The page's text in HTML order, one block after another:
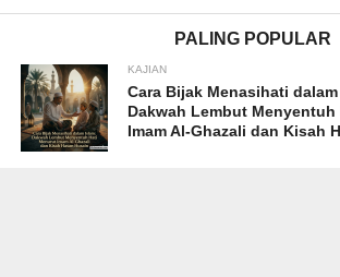
PALING POPULAR
KAJIAN
Cara Bijak Menasihati
Dakwah Lembut
Imam Al-Ghazali dan Kisah